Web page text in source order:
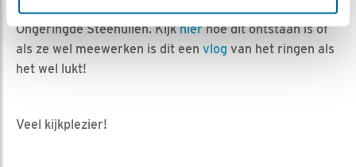
voor steken en dan krijgen we BOS-sen. Bewust
Ongeringde Steenuilen. Kijkhierhoe dit ontstaan is óf
als ze wel meewerken is dit een vlog van het ringen als
het wel lukt!
Veel kijkplezier!